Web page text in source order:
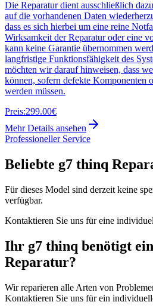
Die Reparatur dient ausschließlich
auf die vorhandenen Daten
dass es sich hierbei um eine reine
Wirksamkeit der Reparatur oder eine
kann keine Garantie übernommen
langfristige Funktionsfähigkeit des
möchten wir darauf hinweisen, dass
können, sofern defekte Komponenten
werden müssen.
Preis:299.00€
Mehr Details ansehen
Professioneller Service
Beliebte g7 thinq
Für dieses Model sind derzeit keine
verfügbar.
Kontaktieren Sie uns für eine
Ihr g7 thinq benötigt
Reparatur?
Wir reparieren alle Arten von
Kontaktieren Sie uns für ein